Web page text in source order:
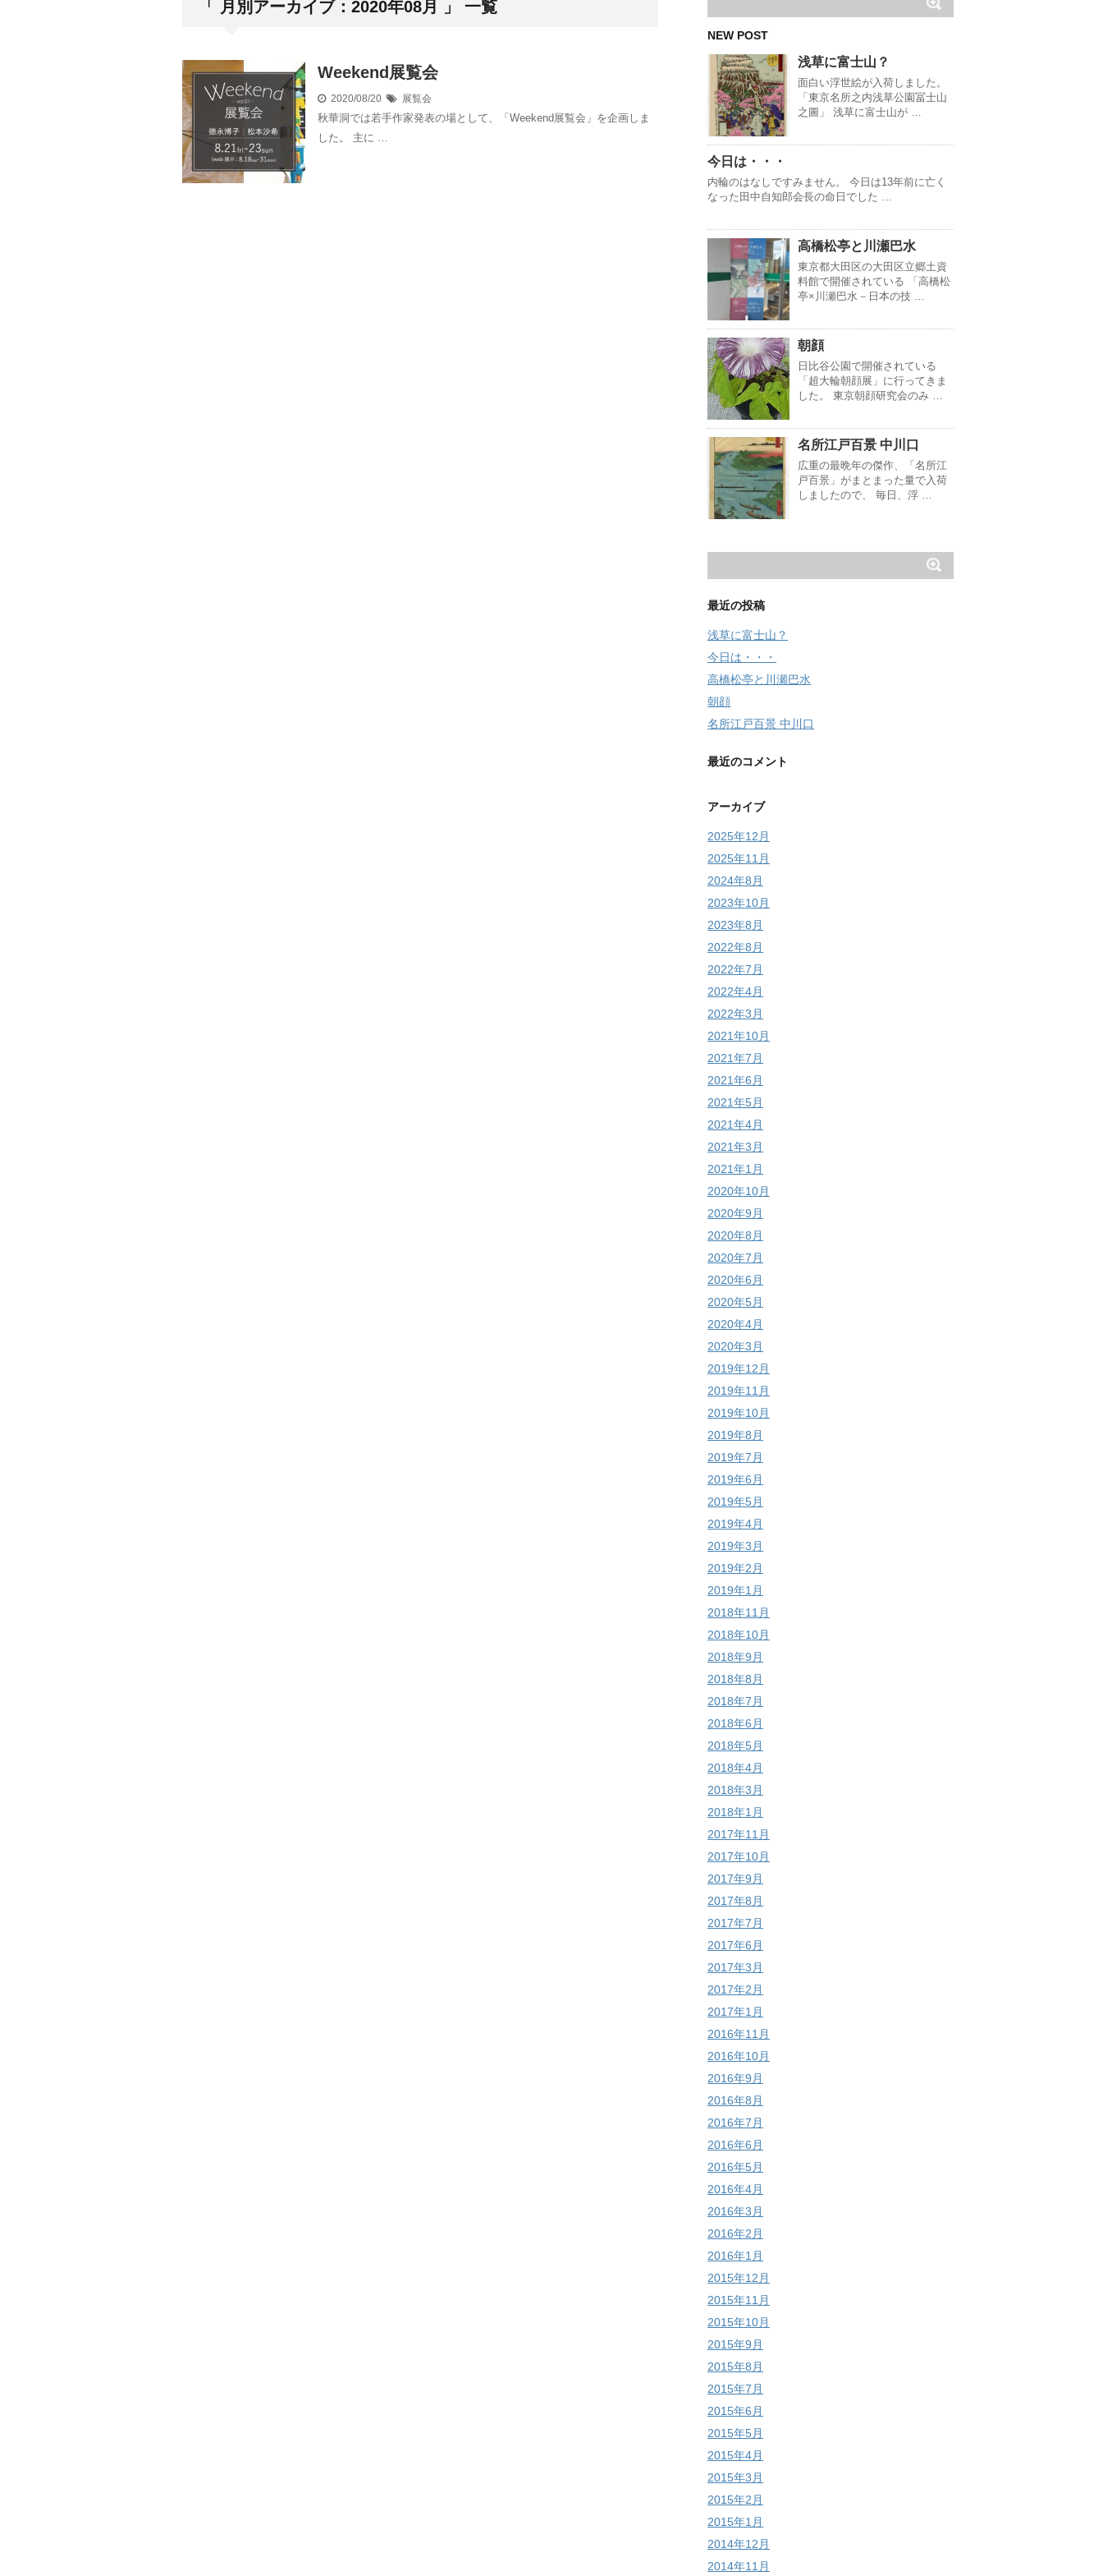
「 月別アーカイブ：2020年08月 」 一覧
Weekend展覧会
2020/08/20 展覧会
秋華洞では若手作家発表の場として、「Weekend展覧会」を企画しま
した。 主に …
NEW POST
浅草に富士山？
面白い浮世絵が入荷しました。
「東京名所之内浅草公園冨士山
之圖」 浅草に富士山が …
今日は・・・
内輪のはなしですみません。 今日は13年前に亡く
なった田中自知郎会長の命日でした …
高橋松亭と川瀬巴水
東京都大田区の大田区立郷土資
料館で開催されている 「高橋松
亭×川瀬巴水－日本の技 …
朝顔
日比谷公園で開催されている
「超大輪朝顔展」に行ってきま
した。 東京朝顔研究会のみ …
名所江戸百景 中川口
広重の最晩年の傑作、「名所江
戸百景」がまとまった量で入荷
しましたので、 毎日、浮 …
最近の投稿
浅草に富士山？
今日は・・・
高橋松亭と川瀬巴水
朝顔
名所江戸百景 中川口
最近のコメント
アーカイブ
2025年12月
2025年11月
2024年8月
2023年10月
2023年8月
2022年8月
2022年7月
2022年4月
2022年3月
2021年10月
2021年7月
2021年6月
2021年5月
2021年4月
2021年3月
2021年1月
2020年10月
2020年9月
2020年8月
2020年7月
2020年6月
2020年5月
2020年4月
2020年3月
2019年12月
2019年11月
2019年10月
2019年8月
2019年7月
2019年6月
2019年5月
2019年4月
2019年3月
2019年2月
2019年1月
2018年11月
2018年10月
2018年9月
2018年8月
2018年7月
2018年6月
2018年5月
2018年4月
2018年3月
2018年1月
2017年11月
2017年10月
2017年9月
2017年8月
2017年7月
2017年6月
2017年3月
2017年2月
2017年1月
2016年11月
2016年10月
2016年9月
2016年8月
2016年7月
2016年6月
2016年5月
2016年4月
2016年3月
2016年2月
2016年1月
2015年12月
2015年11月
2015年10月
2015年9月
2015年8月
2015年7月
2015年6月
2015年5月
2015年4月
2015年3月
2015年2月
2015年1月
2014年12月
2014年11月